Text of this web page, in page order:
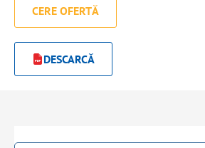
CERE OFERTĂ
DESCARCĂ